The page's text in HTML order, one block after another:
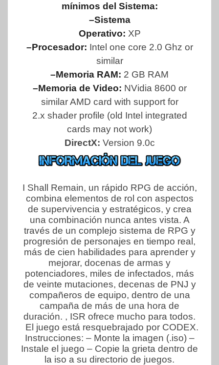
mínimos del Sistema:
–Sistema
Operativo: XP
–Procesador: Intel one core 2.0 Ghz or
similar
–Memoria RAM: 2 GB RAM
–Memoria de Video: NVidia 8600 or
similar AMD card with support for
2.x shader profile (old Intel integrated
cards may not work)
DirectX: Version 9.0c
I Shall Remain, un rápido RPG de acción,
combina elementos de rol con aspectos
de supervivencia y estratégicos, y crea
una combinación nunca antes vista. A
través de un complejo sistema de RPG y
progresión de personajes en tiempo real,
más de cien habilidades para aprender y
mejorar, docenas de armas y
potenciadores, miles de infectados, más
de veinte mutaciones, decenas de PNJ y
compañeros de equipo, dentro de una
campaña de más de una hora de
duración. , ISR ofrece mucho para todos.
El juego está resquebrajado por CODEX.
Instrucciones: – Monte la imagen (.iso) –
Instale el juego – Copie la grieta dentro de
la iso a su directorio de juegos.